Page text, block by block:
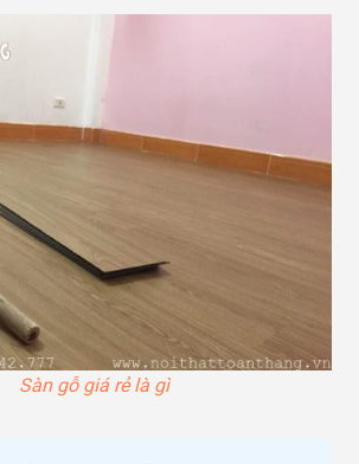
Sàn gỗ giá rẻ là gì